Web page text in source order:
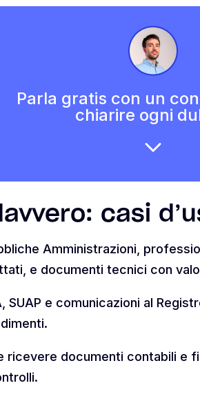
Parla gratis con un
chiarire ogni
casi
Amministrazioni,
e documenti tecnici con
SUAP e comunicazioni al
ricevere documenti contabili e